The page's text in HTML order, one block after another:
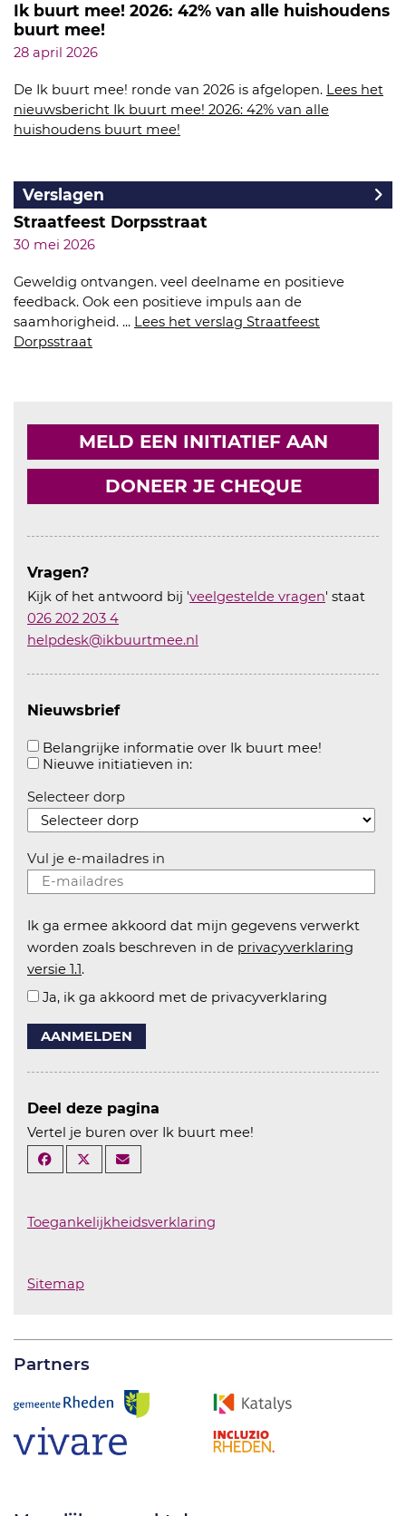
Ik buurt mee! 2026: 42% van alle huishoudens
buurt mee!
28 april 2026
De Ik buurt mee! ronde van 2026 is afgelopen. Lees het
nieuwsbericht Ik buurt mee! 2026: 42% van alle
huishoudens buurt mee!
Verslagen
Straatfeest Dorpsstraat
30 mei 2026
Geweldig ontvangen. veel deelname en positieve
feedback. Ook een positieve impuls aan de
saamhorigheid. ... Lees het verslag Straatfeest
Dorpsstraat
MELD EEN INITIATIEF AAN
DONEER JE CHEQUE
Vragen?
Kijk of het antwoord bij 'veelgestelde vragen' staat
026 202 203 4
helpdesk@ikbuurtmee.nl
Nieuwsbrief
Belangrijke informatie over Ik buurt mee!
Nieuwe initiatieven in:Aanvinken om informatie over
Selecteer dorp
Vul je e-mailadres in
Ik ga ermee akkoord dat mijn gegevens verwerkt
worden zoals beschreven in de privacyverklaring
versie 1.1.
Ja, ik ga akkoord met de privacyverklaring
AANMELDEN
Deel deze pagina
Vertel je buren over Ik buurt mee!
Toegankelijkheidsverklaring
Sitemap
Partners